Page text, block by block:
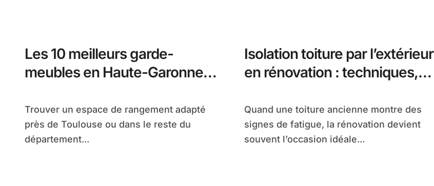
Les 10 meilleurs garde-
meubles en Haute-Garonne
Trouver un espace de rangement adapté
près de Toulouse ou dans le reste du
département...
Isolation toiture par l’extérieur
en rénovation : techniques,
Quand une toiture ancienne montre des
signes de fatigue, la rénovation devient
souvent l’occasion idéale...